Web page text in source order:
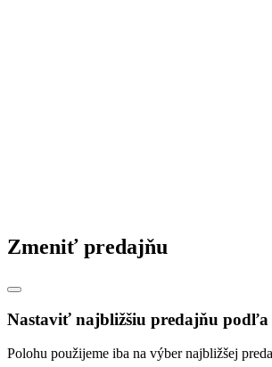
Zmeniť predajňu
Nastaviť najbližšiu predajňu podľa
Polohu použijeme iba na výber najbližšej